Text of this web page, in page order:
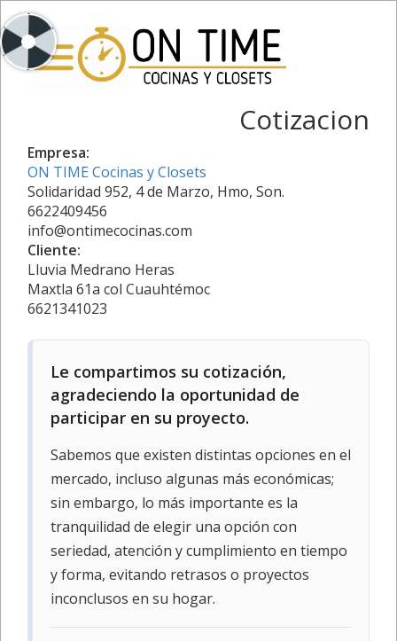
Cotizacion
Empresa:
ON TIME Cocinas y Closets
Solidaridad 952, 4 de Marzo, Hmo, Son.
6622409456
info@ontimecocinas.com
Cliente:
Lluvia Medrano Heras
Maxtla 61a col Cuauhtémoc
6621341023
Le compartimos su cotización,
agradeciendo la oportunidad de
participar en su proyecto.
Sabemos que existen distintas opciones en el
mercado, incluso algunas más económicas;
sin embargo, lo más importante es la
tranquilidad de elegir una opción con
seriedad, atención y cumplimiento en tiempo
y forma, evitando retrasos o proyectos
inconclusos en su hogar.